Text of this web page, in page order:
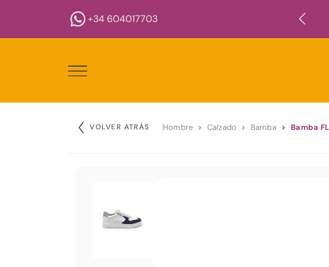
+34 604017703
VOLVER ATRÁS Hombre Calzado Bamba Bamba